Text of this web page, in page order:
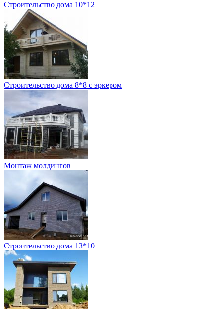
Строительство дома 10*12
Строительство дома 8*8 с эркером
Монтаж молдингов
Строительство дома 13*10